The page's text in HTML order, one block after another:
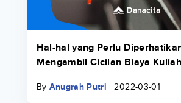
Hal-hal yang Perlu
Mengambil Cicilan Biaya Kuliah
By Anugrah Putri 2022-03-01